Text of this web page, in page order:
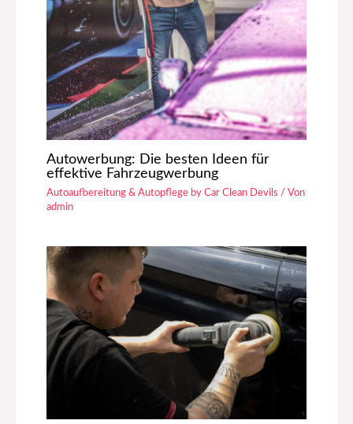
Autowerbung: Die besten Ideen für
effektive Fahrzeugwerbung
Autoaufbereitung & Autopflege by Car Clean Devils / Von
admin